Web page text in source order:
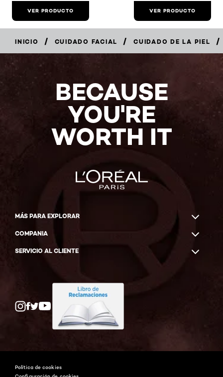
VER PRODUCTO VER PRODUCTO
INICIO / CUIDADO FACIAL / CUIDADO DE LA PIEL /
BECAUSE
YOU'RE
WORTH IT
MÁS PARA EXPLORAR
COMPANIA
SERVICIO AL CLIENTE
Facebook
YouTube
Política de cookies